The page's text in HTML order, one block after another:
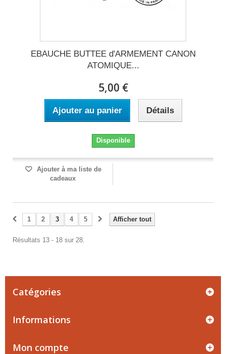
EBAUCHE BUTTEE d'ARMEMENT CANON
ATOMIQUE...
5,00 €
Ajouter au panier Détails
Disponible
Ajouter à ma liste de
cadeaux
Afficher tout
1 2 3 4 5
Résultats 13 - 18 sur 28.
Catégories
Informations
Mon compte